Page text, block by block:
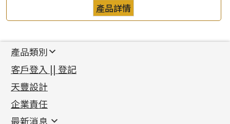
產品詳情
產品類別
新產品
足金系列
足金配件
機織鏈系列
珠仔鏈
镶口链
首飾配件
耳環類配件
鑲口類
客戶登入 || 登記
天豐設計
企業責任
最新消息